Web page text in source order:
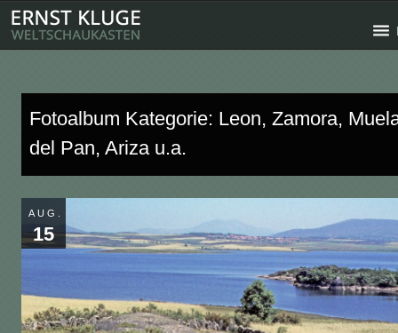
Fotoalbum Kategorie: Leon, Zamora,
del Pan, Ariza u.a.
AUG.
15